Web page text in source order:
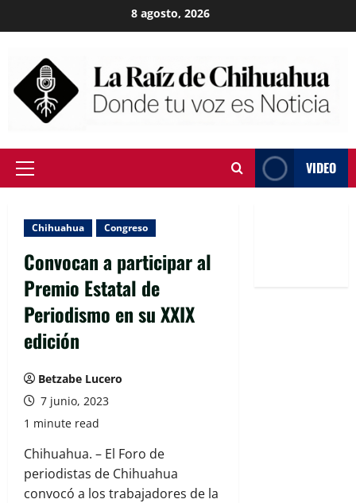
to
8 agosto, 2026
Primary
VIDEO
Chihuahua Congreso
Convocan a participar al
Premio Estatal de
Periodismo en su XXIX
edición
Betzabe Lucero
7 junio, 2023
1 minute read
Chihuahua. – El Foro de
periodistas de Chihuahua
convocó a los trabajadores de la